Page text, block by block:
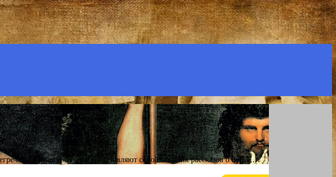
культуры. Они представляют собой сборник рассказов о богах,…